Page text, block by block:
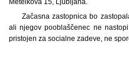
Metelkova 15, Ljubljana.
Začasna zastopnica bo
ali njegov pooblaščenec ne
pristojen za socialne zadeve, ne